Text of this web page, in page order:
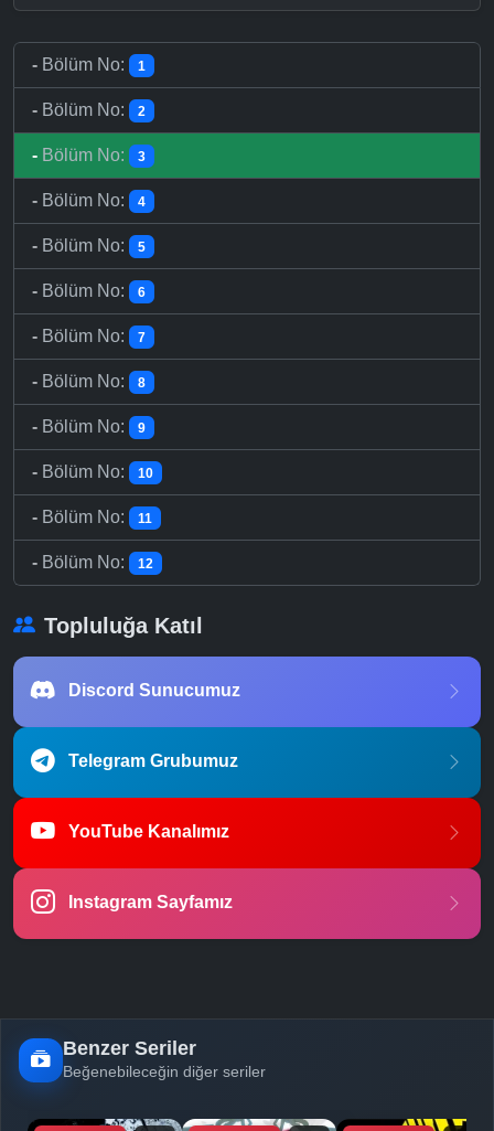
- Bölüm No: 1
- Bölüm No: 2
- Bölüm No: 3
- Bölüm No: 4
- Bölüm No: 5
- Bölüm No: 6
- Bölüm No: 7
- Bölüm No: 8
- Bölüm No: 9
- Bölüm No: 10
- Bölüm No: 11
- Bölüm No: 12
Topluluğa Katıl
Discord Sunucumuz
Telegram Grubumuz
YouTube Kanalımız
Instagram Sayfamız
Benzer Seriler
Beğenebileceğin diğer seriler